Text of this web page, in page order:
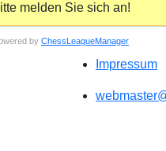
melden Sie sich an!
by ChessLeagueManager
Impressum